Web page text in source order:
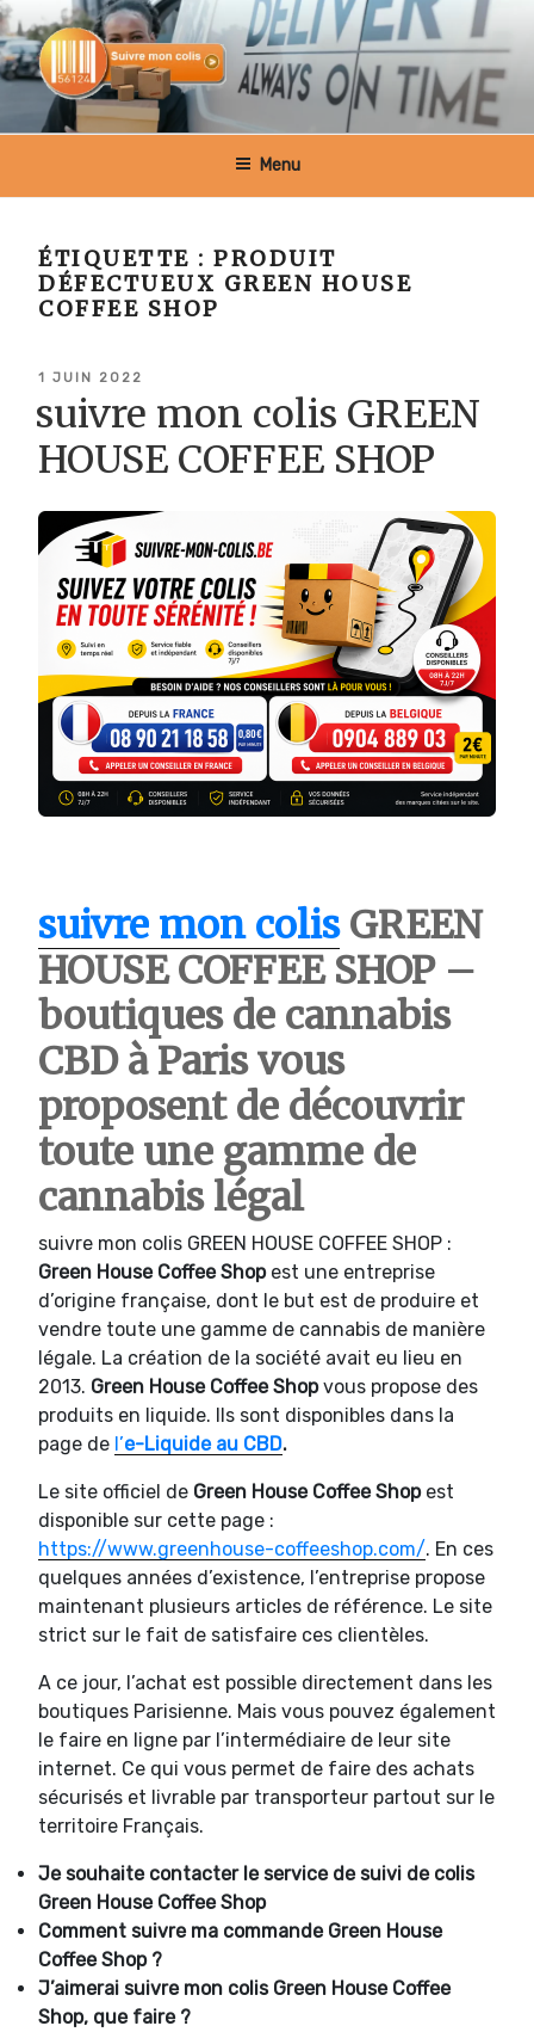
Aller
au
contenu
principal
SUIVRE MON COLIS BELGIQUE
Menu
ÉTIQUETTE :PRODUIT
DÉFECTUEUX GREEN HOUSE
COFFEE SHOP
PUBLIÉ
1 JUIN 2022
suivre mon colis GREEN
HOUSE COFFEE SHOP
suivre mon colisGREEN
HOUSE COFFEE SHOP –
boutiques de cannabis
CBD à Paris vous
proposent de découvrir
toute une gamme de
cannabis légal
suivre mon colis GREEN HOUSE COFFEE SHOP :
Green House Coffee Shop est une entreprise
d’origine française, dont le but est de produire et
vendre toute une gamme de cannabis de manière
légale. La création de la société avait eu lieu en
2013. Green House Coffee Shopvous propose des
produits en liquide. Ils sont disponibles dans la
page de l’e-Liquide au CBD.
Le site officiel de Green House Coffee Shop est
disponible sur cette page :
https://www.greenhouse-coffeeshop.com/. En ces
quelques années d’existence, l’entreprise propose
maintenant plusieurs articles de référence. Le site
strict sur le fait de satisfaire ces clientèles.
A ce jour, l’achat est possible directement dans les
boutiques Parisienne. Mais vous pouvez également
le faire en ligne par l’intermédiaire de leur site
internet. Ce qui vous permet de faire des achats
sécurisés et livrable par transporteur partout sur le
territoire Français.
Je souhaite contacter le service de suivi de colis
Green House Coffee Shop
Comment suivre ma commande Green House
Coffee Shop ?
J’aimerai suivre mon colis Green House Coffee
Shop, que faire ?